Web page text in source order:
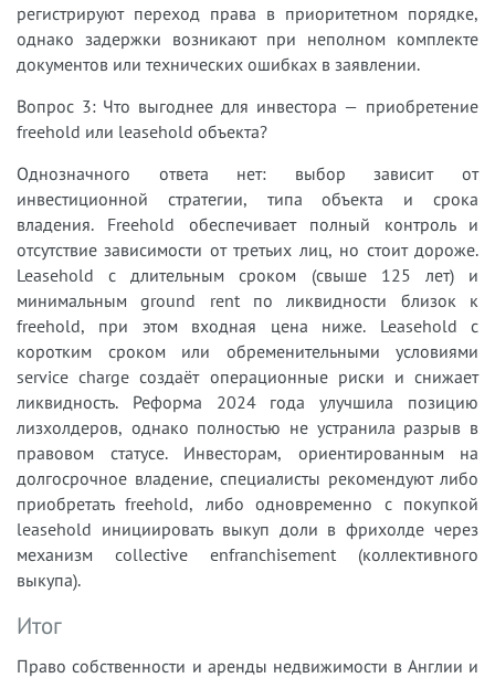
регистрируют переход права в приоритетном порядке,
однако задержки возникают при неполном комплекте
документов или технических ошибках в заявлении.
Вопрос 3: Что выгоднее для инвестора — приобретение
freehold или leasehold объекта?
Однозначного ответа нет: выбор зависит от
инвестиционной стратегии, типа объекта и срока
владения. Freehold обеспечивает полный контроль и
отсутствие зависимости от третьих лиц, но стоит дороже.
Leasehold с длительным сроком (свыше 125 лет) и
минимальным ground rent по ликвидности близок к
freehold, при этом входная цена ниже. Leasehold с
коротким сроком или обременительными условиями
service charge создаёт операционные риски и снижает
ликвидность. Реформа 2024 года улучшила позицию
лизхолдеров, однако полностью не устранила разрыв в
правовом статусе. Инвесторам, ориентированным на
долгосрочное владение, специалисты рекомендуют либо
приобретать freehold, либо одновременно с покупкой
leasehold инициировать выкуп доли в фрихолде через
механизм collective enfranchisement (коллективного
выкупа).
Итог
Право собственности и аренды недвижимости в Англии и